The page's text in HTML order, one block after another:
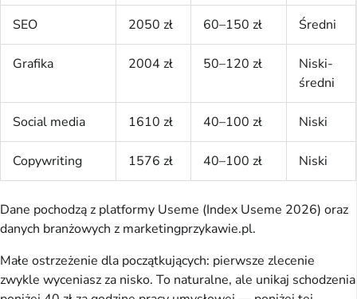
SEO 2050 zł 60–150 zł Średni
Grafika 2004 zł 50–120 zł
Niski-
średni
Social media 1610 zł 40–100 zł Niski
Copywriting 1576 zł 40–100 zł Niski
Dane pochodzą z platformy Useme (Index Useme 2026) oraz
danych branżowych z marketingprzykawie.pl.
Małe ostrzeżenie dla początkujących: pierwsze zlecenie
zwykle wyceniasz za nisko. To naturalne, ale unikaj schodzenia